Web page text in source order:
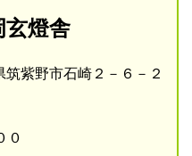
玄燈舎
紫野市石崎２－６－２
０